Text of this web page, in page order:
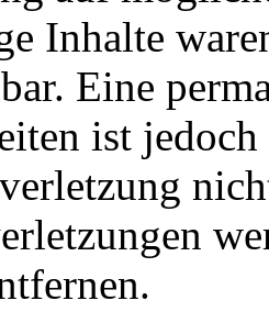
Inhalte
Eine
ist